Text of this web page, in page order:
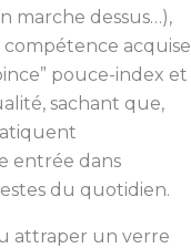
marche dessus…),
acquise
pouce-index et
sachant que,
entrée dans
du quotidien.
attraper un verre